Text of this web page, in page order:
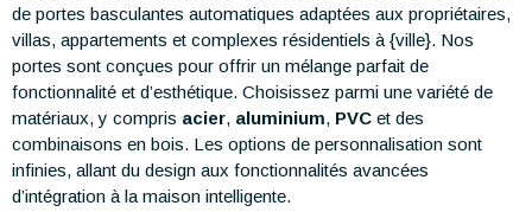
de portes basculantes automatiques adaptées aux propriétaires,
villas, appartements et complexes résidentiels à {ville}. Nos
portes sont conçues pour offrir un mélange parfait de
fonctionnalité et d’esthétique. Choisissez parmi une variété de
matériaux, y compris acier, aluminium, PVC et des
combinaisons en bois. Les options de personnalisation sont
infinies, allant du design aux fonctionnalités avancées
d’intégration à la maison intelligente.